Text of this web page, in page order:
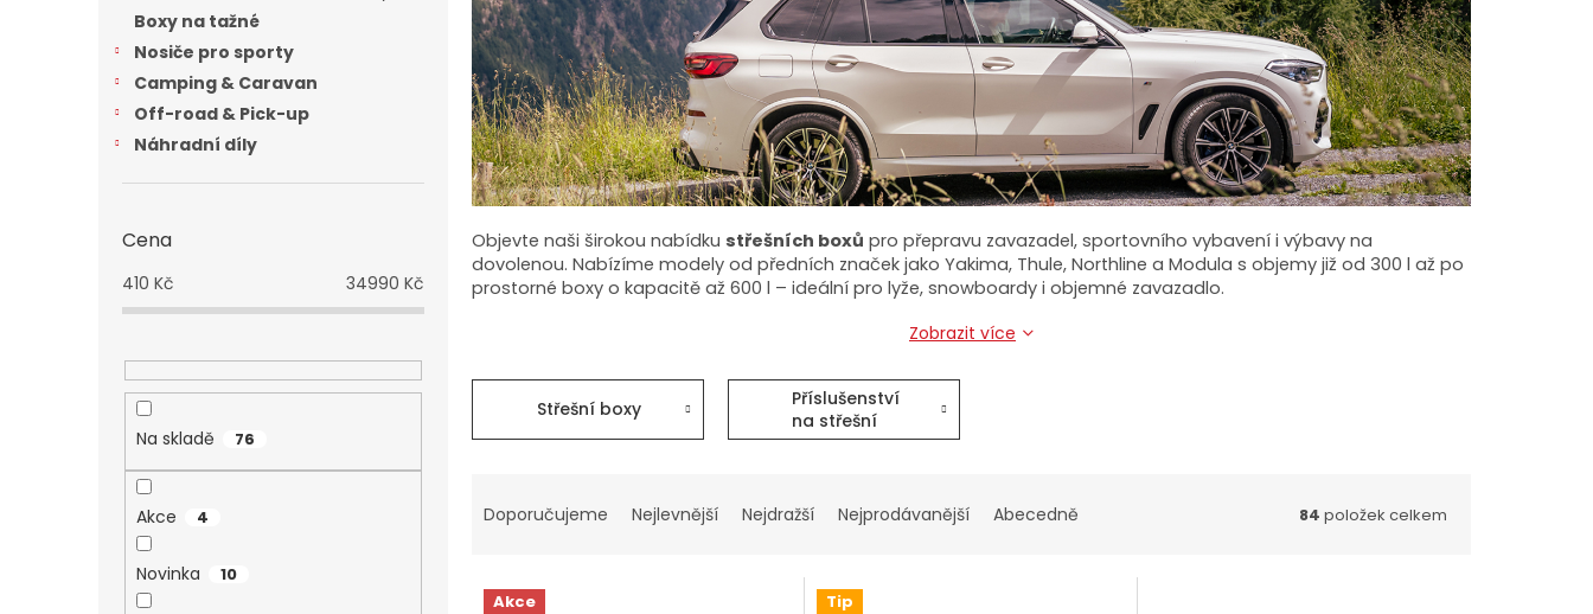
Boxy na tažné
Nosiče pro sporty
Camping & Caravan
Off-road & Pick-up
Náhradní díly
Cena
410 Kč 34990 Kč
Na skladě 76
Akce 4
Novinka 10
Objevte naši širokou nabídku střešních boxů pro přepravu zavazadel, sportovního vybavení i výbavy na
dovolenou. Nabízíme modely od předních značek jako Yakima, Thule, Northline a Modula s objemy již od 300 l až po
prostorné boxy o kapacitě až 600 l – ideální pro lyže, snowboardy i objemné zavazadlo.
Zobrazit více
Střešní boxy
Příslušenství
na střešní
boxy
a
n
Doporučujeme Nejlevnější Nejdražší Nejprodávanější Abecedně 84 položek celkem
V Akce Tip